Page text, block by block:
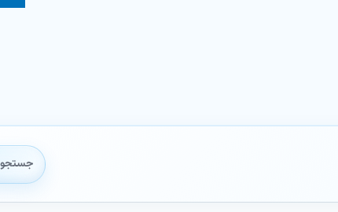
جستجوی: